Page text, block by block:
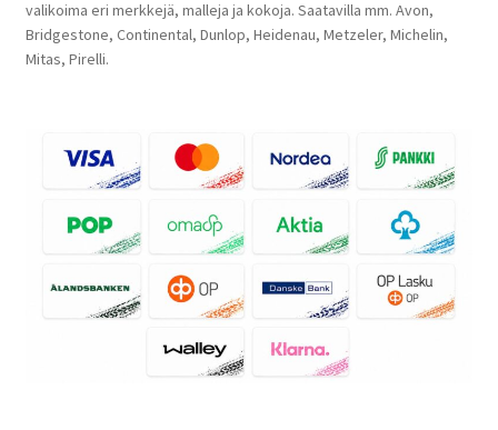
valikoima eri merkkejä, malleja ja kokoja. Saatavilla mm. Avon,
Bridgestone, Continental, Dunlop, Heidenau, Metzeler, Michelin,
Mitas, Pirelli.